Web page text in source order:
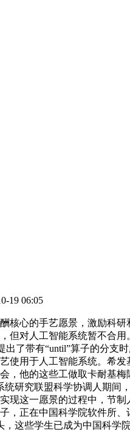
19 06:05
心的手艺愿景，激励科研
对人工智能系统暂不合
了带有“until”算子的分支
使用于人工智能系统。希
他的这些工做取卡耐基
研究联盟科学协调人期
现这一愿景的过程中，节
，正在中国科学院软件所
这些学生已成为中国科